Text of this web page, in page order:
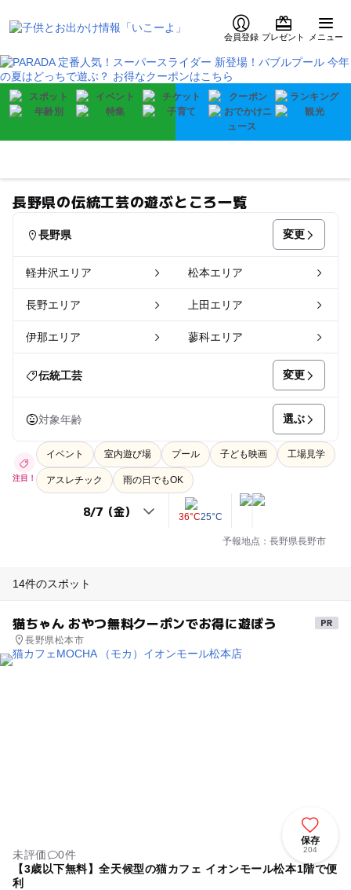
会員登録 プレゼント メニュー
長野県の伝統工芸の遊ぶところ一覧
長野県 変更
軽井沢エリア 松本エリア
長野エリア 上田エリア
伊那エリア 蓼科エリア
伝統工芸 変更
対象年齢 選ぶ
注目！
イベント 室内遊び場 プール 子ども映画 工場見学
アスレチック 雨の日でもOK
36°C25°C
予報地点：長野県長野市
14件のスポット
猫ちゃん おやつ無料クーポンでお得に遊ぼう
長野県松本市
保存
204
未評価
0件
【3歳以下無料】全天候型の猫カフェ イオンモール松本1階で便
利